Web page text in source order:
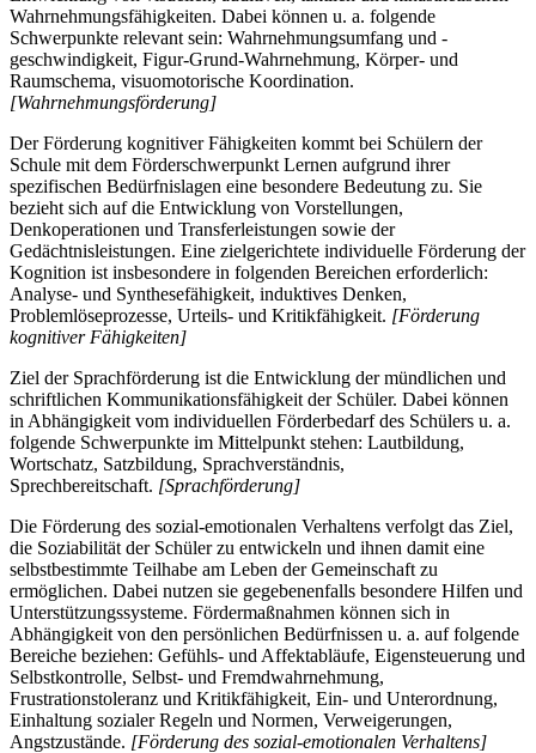
Wahrnehmungsfähigkeiten. Dabei können u. a. folgende
Schwerpunkte relevant sein: Wahrnehmungsumfang und -
geschwindigkeit, Figur-Grund-Wahrnehmung, Körper- und
Raumschema, visuomotorische Koordination.
[Wahrnehmungsförderung]
Der Förderung kognitiver Fähigkeiten kommt bei Schülern der
Schule mit dem Förderschwerpunkt Lernen aufgrund ihrer
spezifischen Bedürfnislagen eine besondere Bedeutung zu. Sie
bezieht sich auf die Entwicklung von Vorstellungen,
Denkoperationen und Transferleistungen sowie der
Gedächtnisleistungen. Eine zielgerichtete individuelle Förderung der
Kognition ist insbesondere in folgenden Bereichen erforderlich:
Analyse- und Synthesefähigkeit, induktives Denken,
Problemlöseprozesse, Urteils- und Kritikfähigkeit. [Förderung
kognitiver Fähigkeiten]
Ziel der Sprachförderung ist die Entwicklung der mündlichen und
schriftlichen Kommunikationsfähigkeit der Schüler. Dabei können
in Abhängigkeit vom individuellen Förderbedarf des Schülers u. a.
folgende Schwerpunkte im Mittelpunkt stehen: Lautbildung,
Wortschatz, Satzbildung, Sprachverständnis,
Sprechbereitschaft. [Sprachförderung]
Die Förderung des sozial-emotionalen Verhaltens verfolgt das Ziel,
die Soziabilität der Schüler zu entwickeln und ihnen damit eine
selbstbestimmte Teilhabe am Leben der Gemeinschaft zu
ermöglichen. Dabei nutzen sie gegebenenfalls besondere Hilfen und
Unterstützungssysteme. Fördermaßnahmen können sich in
Abhängigkeit von den persönlichen Bedürfnissen u. a. auf folgende
Bereiche beziehen: Gefühls- und Affektabläufe, Eigensteuerung und
Selbstkontrolle, Selbst- und Fremdwahrnehmung,
Frustrationstoleranz und Kritikfähigkeit, Ein- und Unterordnung,
Einhaltung sozialer Regeln und Normen, Verweigerungen,
Angstzustände. [Förderung des sozial-emotionalen Verhaltens]